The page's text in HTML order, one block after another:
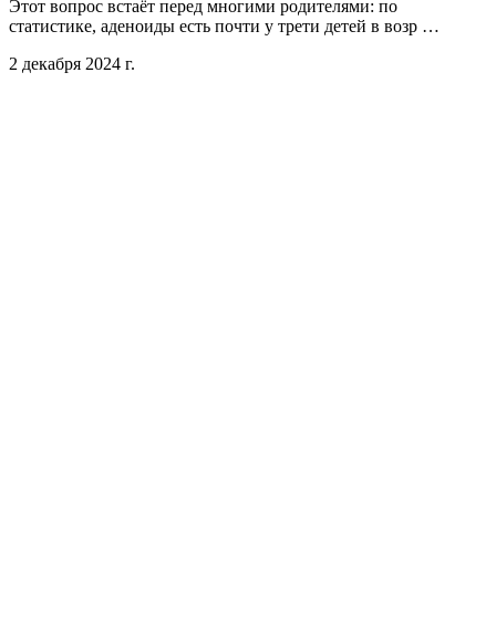
Этот вопрос встаёт перед многими родителями: по
статистике, аденоиды есть почти у трети детей в возр …
2 декабря 2024 г.